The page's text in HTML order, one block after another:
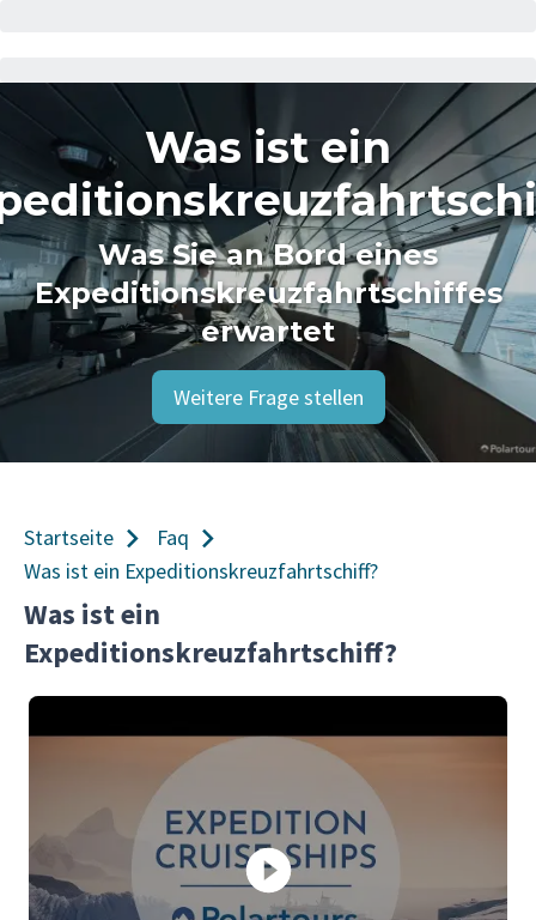
Was ist ein
Was Sie an Bord eines
Expeditionskreuzfahrtschiffes
erwartet
Weitere Frage stellen
Startseite
Faq
Was ist ein Expeditionskreuzfahrtschiff?
Was ist ein
Expeditionskreuzfahrtschiff?